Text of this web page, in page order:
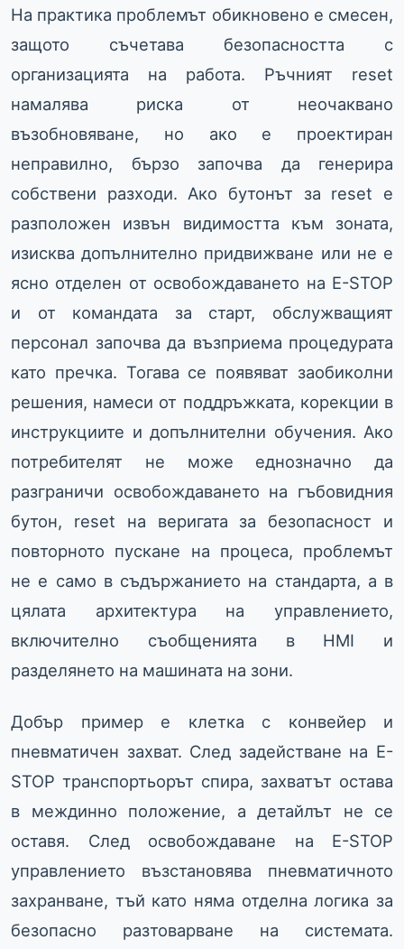
На практика проблемът обикновено е смесен,
защото съчетава безопасността с
организацията на работа. Ръчният reset
намалява риска от неочаквано
възобновяване, но ако е проектиран
неправилно, бързо започва да генерира
собствени разходи. Ако бутонът за reset е
разположен извън видимостта към зоната,
изисква допълнително придвижване или не е
ясно отделен от освобождаването на E-STOP
и от командата за старт, обслужващият
персонал започва да възприема процедурата
като пречка. Тогава се появяват заобиколни
решения, намеси от поддръжката, корекции в
инструкциите и допълнителни обучения. Ако
потребителят не може еднозначно да
разграничи освобождаването на гъбовидния
бутон, reset на веригата за безопасност и
повторното пускане на процеса, проблемът
не е само в съдържанието на стандарта, а в
цялата архитектура на управлението,
включително съобщенията в HMI и
разделянето на машината на зони.
Добър пример е клетка с конвейер и
пневматичен захват. След задействане на E-
STOP транспортьорът спира, захватът остава
в междинно положение, а детайлът не се
оставя. След освобождаване на E-STOP
управлението възстановява пневматичното
захранване, тъй като няма отделна логика за
безопасно разтоварване на системата.